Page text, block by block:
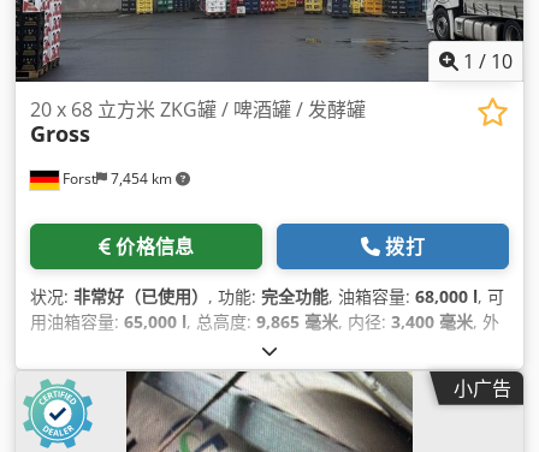
1 / 10
Forst 7,454 km
20 x 68 立方米 ZKG罐 / 啤酒罐 / 发酵罐
Gross
价格信息 拨打
状况: 非常好（已使用） , 功能: 完全功能, 油箱容量: 68,000 l, 可
用油箱容量: 65,000 l, 总高度: 9,865 毫米, 内径: 3,400 毫米, 外
4,200 千克
大）:2 横杆,
小广告